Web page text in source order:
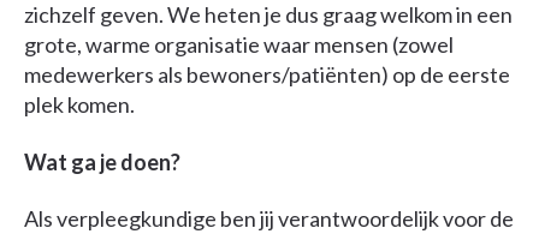
zichzelf geven. We heten je dus graag welkom in een
grote, warme organisatie waar mensen (zowel
medewerkers als bewoners/patiënten) op de eerste
plek komen.
Wat ga je doen?
Als verpleegkundige ben jij verantwoordelijk voor de